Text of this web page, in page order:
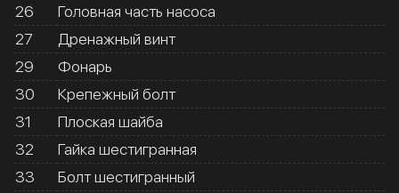
26
Головная часть насоса
27
Дренажный винт
29
Фонарь
30
Крепежный болт
31
Плоская шайба
32
Гайка шестигранная
33
Болт шестигранный